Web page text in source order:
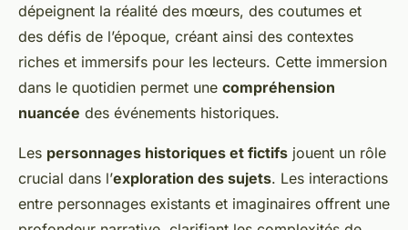
dépeignent la réalité des mœurs, des coutumes et
des défis de l’époque, créant ainsi des contextes
riches et immersifs pour les lecteurs. Cette immersion
dans le quotidien permet une compréhension
nuancée des événements historiques.
Les personnages historiques et fictifs jouent un rôle
crucial dans l’exploration des sujets. Les interactions
entre personnages existants et imaginaires offrent une